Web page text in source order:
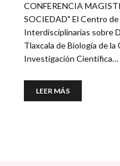
CONFERENCIA
SOCIEDAD" El Centro
Interdisciplinarias sobre
Tlaxcala de Biología de
Investigación Científica…
LEER MÁS